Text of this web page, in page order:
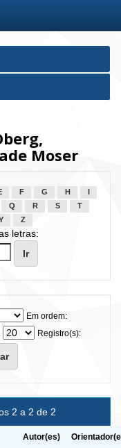
Moser
F G H
Q R S
T
Z
letras:
Em ordem:
Registro(s):
2 a 2 de 2
Autor(es)